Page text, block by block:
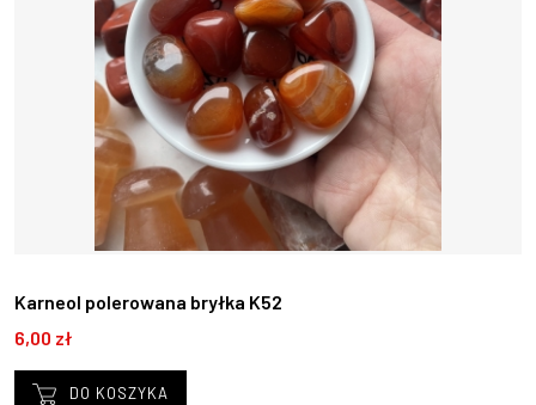
Karneol polerowana bryłka K52
6,00 zł
DO KOSZYKA